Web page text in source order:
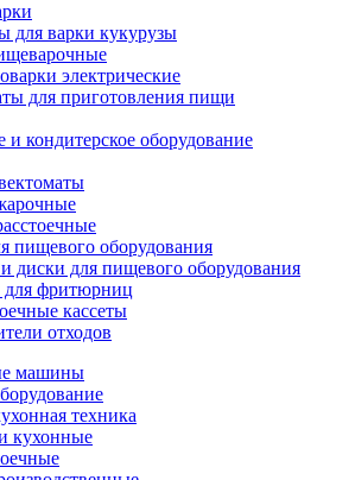
для варки кукурузы
электрические
для приготовления пищи
и кондитерское оборудование
пищевого оборудования
диски для пищевого оборудования
фритюрниц
кассеты
отходов
машины
техника
кухонные